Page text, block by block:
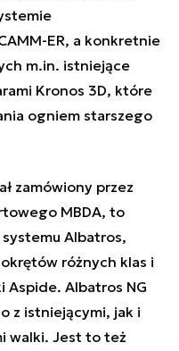
ER, a konkretnie
m.in. istniejące
Kronos 3D, które
ogniem starszego
zamówiony przez
MBDA, to
Albatros,
różnych klas i
Albatros NG
z istniejącymi, jak i
walki. Jest to też